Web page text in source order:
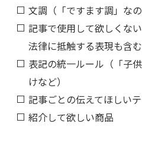
文調（「ですます調」な
記事で使用して欲しくな
法律に抵触する表現も含む
表記の統一ルール（「子
けなど）
記事ごとの伝えてほしい
紹介して欲しい商品